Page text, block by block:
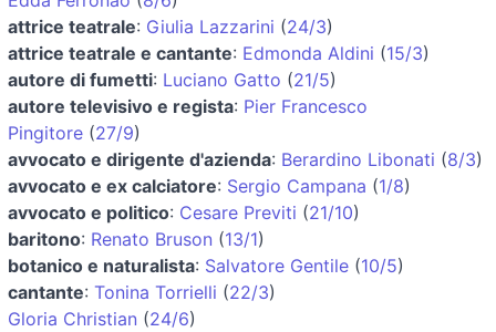
attrice teatrale: Giulia Lazzarini (24/3)
attrice teatrale e cantante: Edmonda Aldini (15/3)
autore di fumetti: Luciano Gatto (21/5)
autore televisivo e regista: Pier Francesco
Pingitore (27/9)
avvocato e dirigente d'azienda: Berardino Libonati (8/3)
avvocato e ex calciatore: Sergio Campana (1/8)
avvocato e politico: Cesare Previti (21/10)
baritono: Renato Bruson (13/1)
botanico e naturalista: Salvatore Gentile (10/5)
cantante: Tonina Torrielli (22/3)
Gloria Christian (24/6)